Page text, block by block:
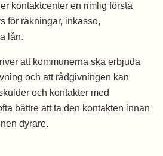
kontaktcenter en rimlig första
för räkningar, inkasso,
lån.
att kommunerna ska erbjuda
och att rådgivningen kan
och kontakter med
bättre att ta den kontakten innan
dyrare.